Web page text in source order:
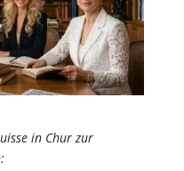
in Chur zur